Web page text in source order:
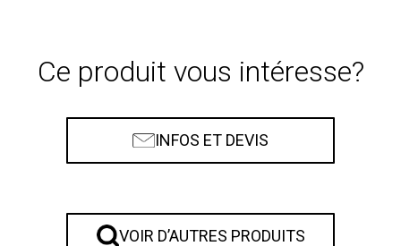
Ce produit vous intéresse?
INFOS ET DEVIS
VOIR D’AUTRES PRODUITS